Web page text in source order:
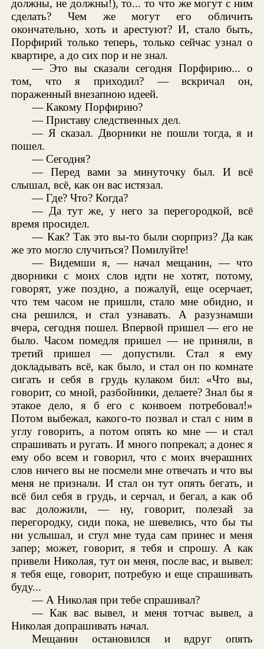
должны, не должны!), то... то что же могут с ним
сделать? Чем же могут его обличить
окончательно, хоть и арестуют? И, стало быть,
Порфирий только теперь, только сейчас узнал о
квартире, а до сих пор и не знал.
— Это вы сказали сегодня Порфирию... о
том, что я приходил? — вскричал он,
пораженный внезапною идеей.
— Какому Порфирию?
— Приставу следственных дел.
— Я сказал. Дворники не пошли тогда, я и
пошел.
— Сегодня?
— Перед вами за минуточку был. И всё
слышал, всё, как он вас истязал.
— Где? Что? Когда?
— Да тут же, у него за перегородкой, всё
время просидел.
— Как? Так это вы-то были сюрприз? Да как
же это могло случиться? Помилуйте!
— Видемши я, — начал мещанин, — что
дворники с моих слов идти не хотят, потому,
говорят, уже поздно, а пожалуй, еще осерчает,
что тем часом не пришли, стало мне обидно, и
сна решился, и стал узнавать. А разузнамши
вчера, сегодня пошел. Впервой пришел — его не
было. Часом помедля пришел — не приняли, в
третий пришел — допустили. Стал я ему
докладывать всё, как было, и стал он по комнате
сигать и себя в грудь кулаком бил: «Что вы,
говорит, со мной, разбойники, делаете? Знал бы я
этакое дело, я б его с конвоем потребовал!»
Потом выбежал, какого-то позвал и стал с ним в
углу говорить, а потом опять ко мне — и стал
спрашивать и ругать. И много попрекал; а донес я
ему обо всем и говорил, что с моих вчерашних
слов ничего вы не посмели мне отвечать и что вы
меня не признали. И стал он тут опять бегать, и
всё бил себя в грудь, и серчал, и бегал, а как об
вас доложили, — ну, говорит, полезай за
перегородку, сиди пока, не шевелись, что бы ты
ни услышал, и стул мне туда сам принес и меня
запер; может, говорит, я тебя и спрошу. А как
привели Николая, тут он меня, после вас, и вывел:
я тебя еще, говорит, потребую и еще спрашивать
буду...
— А Николая при тебе спрашивал?
— Как вас вывел, и меня тотчас вывел, а
Николая допрашивать начал.
Мещанин остановился и вдруг опять